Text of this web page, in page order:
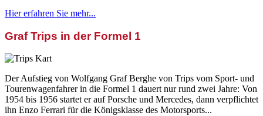
Hier erfahren Sie mehr...
Graf Trips in der Formel 1
Der Aufstieg von Wolfgang Graf Berghe von Trips vom Sport- und
Tourenwagenfahrer in die Formel 1 dauert nur rund zwei Jahre: Von
1954 bis 1956 startet er auf Porsche und Mercedes, dann verpflichtet
ihn Enzo Ferrari für die Königsklasse des Motorsports...